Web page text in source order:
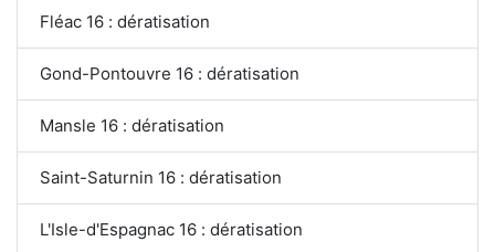
Fléac 16 : dératisation
Gond-Pontouvre 16 : dératisation
Mansle 16 : dératisation
Saint-Saturnin 16 : dératisation
L'Isle-d'Espagnac 16 : dératisation